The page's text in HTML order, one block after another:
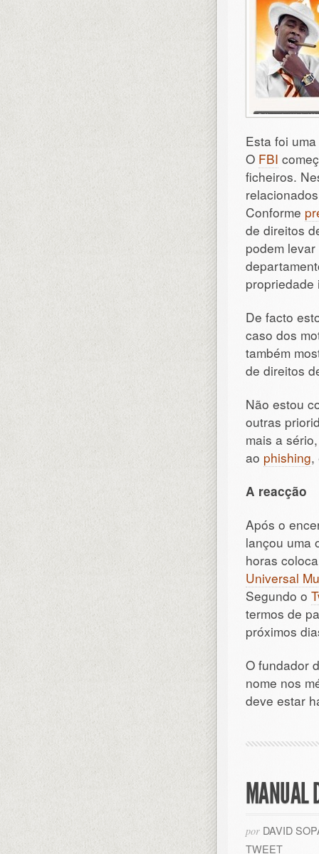
Esta foi
O FBI
ficheiros.
Conforme
de direitos
podem
propriedade
De facto
caso dos
também
de direitos
Não estou
outras
mais a
ao phishing,
A reacção
Após o
lançou uma
horas
Universal
Segundo o
termos de
próximos
O fundador
nome nos
deve estar
MANUAL
por DAVID
TWEET